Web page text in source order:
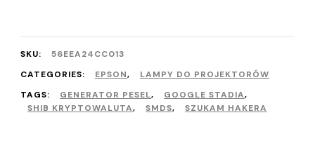
SKU:
56EEA24CC013
CATEGORIES:
EPSON,
LAMPY DO PROJEKTORÓW
TAGS:
GENERATOR PESEL, GOOGLE STADIA,
SHIB KRYPTOWALUTA, SMDS, SZUKAM HAKERA